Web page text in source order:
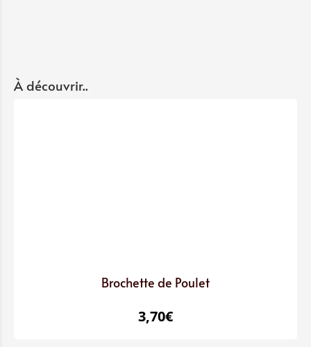
À découvrir..
Brochette de Poulet
3,70€